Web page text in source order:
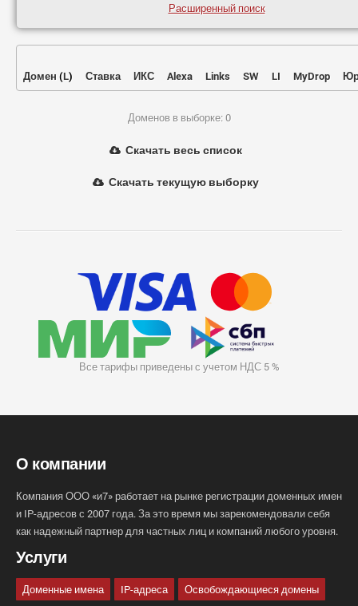
Расширенный поиск
Домен (L) Ставка ИКС Alexa Links SW LI MyDrop
Доменов в выборке: 0
Скачать весь список
Скачать текущую выборку
Все тарифы приведены с учетом НДС 5 %
О компании
Компания ООО «и7» работает на рынке регистрации доменных имен
и IP-адресов с 2007 года. За это время мы зарекомендовали себя
как надежный партнер для частных лиц и компаний любого уровня.
Услуги
Доменные имена IP-адреса Освобождающиеся домены